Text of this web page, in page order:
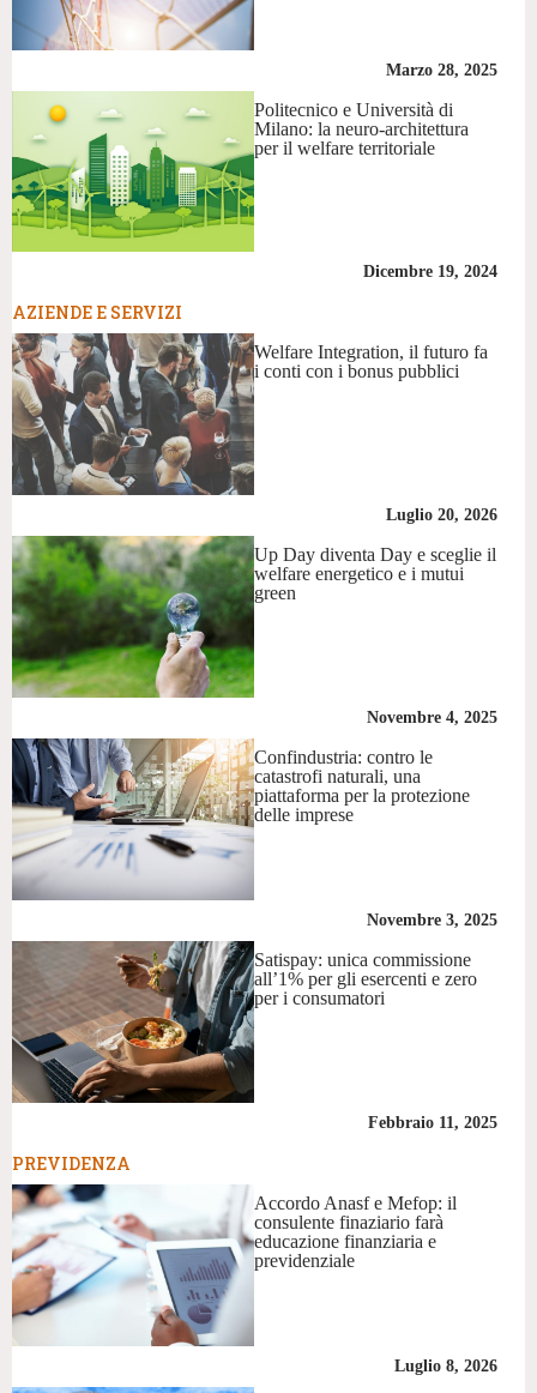
Marzo 28, 2025
Politecnico e Università di
Milano: la neuro-architettura
per il welfare territoriale
Dicembre 19, 2024
AZIENDE E SERVIZI
Welfare Integration, il futuro fa
i conti con i bonus pubblici
Luglio 20, 2026
Up Day diventa Day e sceglie il
welfare energetico e i mutui
green
Novembre 4, 2025
Confindustria: contro le
catastrofi naturali, una
piattaforma per la protezione
delle imprese
Novembre 3, 2025
Satispay: unica commissione
all’1% per gli esercenti e zero
per i consumatori
Febbraio 11, 2025
PREVIDENZA
Accordo Anasf e Mefop: il
consulente finaziario farà
educazione finanziaria e
previdenziale
Luglio 8, 2026